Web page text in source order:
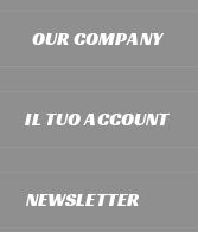
OUR COMPANY
IL TUO ACCOUNT
NEWSLETTER